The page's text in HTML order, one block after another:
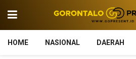
HOME NASIONAL DAERAH